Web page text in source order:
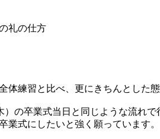
礼の仕方
練習と比べ、更にきちんとした
の卒業式当日と同じような流れ
業式にしたいと強く願っています。